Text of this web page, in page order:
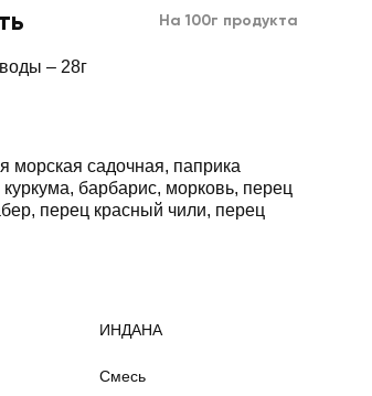
На 100г продукта
– 28г
садочная, паприка
барбарис, морковь, перец
перец красный чили, перец
ИНДАНА
Смесь